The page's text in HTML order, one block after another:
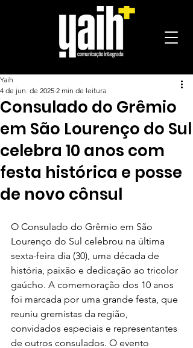
Consulado do Grêmio
em São Lourenço do Sul
celebra 10 anos com
festa histórica e posse
de novo cônsul
Yaih
4 de jun. de 2025 2 min de leitura
O Consulado do Grêmio em São
Lourenço do Sul celebrou na última
sexta-feira dia (30), uma década de
história, paixão e dedicação ao tricolor
gaúcho. A comemoração dos 10 anos
foi marcada por uma grande festa, que
reuniu gremistas da região,
convidados especiais e representantes
de outros consulados. O evento